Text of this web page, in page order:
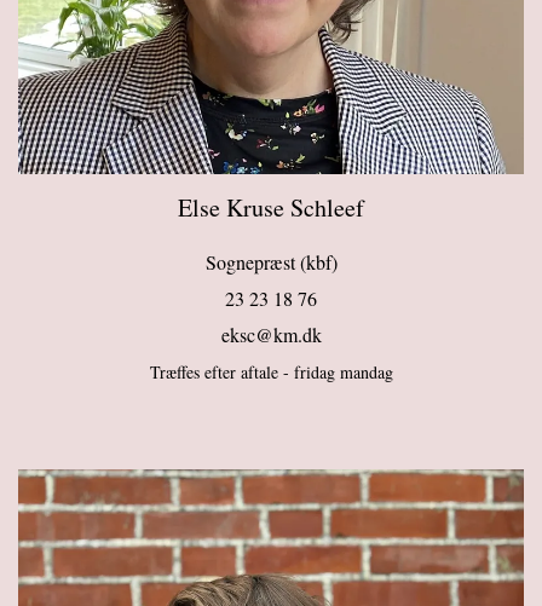
Else Kruse Schleef
Sognepræst (kbf)
23 23 18 76
eksc@km.dk
Træffes efter aftale - fridag mandag